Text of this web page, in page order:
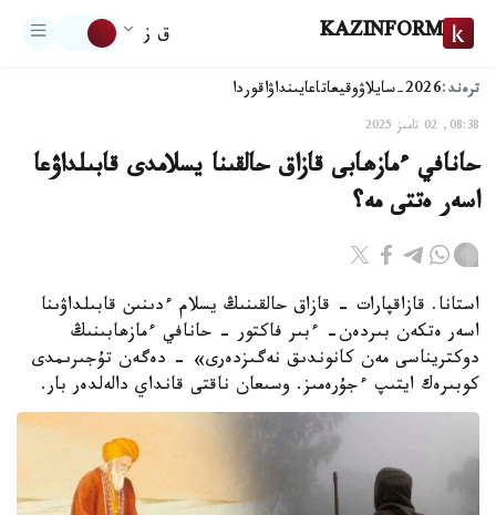
KAZINFORM ق ز
ترەند:2026-سايلاۋ وقيعاتاعايىنداۋاقوردا
08:38, 02 تامىز 2025
حانافي ءمازھابى قازاق حالقىنا يسلامدى قابىلداۋعا
اسەر ەتتى مە؟
استانا. قازاقپارات - قازاق حالقىنىڭ يسلام ءدىنىن قابىلداۋىنا
اسەر ەتكەن بىردەن- ءبىر فاكتور - حانافي ءمازھابىنىڭ
دوكتريناسى مەن كانوندىق نەگىزدەرى» - دەگەن تۇجىرىمدى
كوبىرەك ايتىپ ءجۇرەمىز. وسىعان ناقتى قانداي دالەلدەر بار.